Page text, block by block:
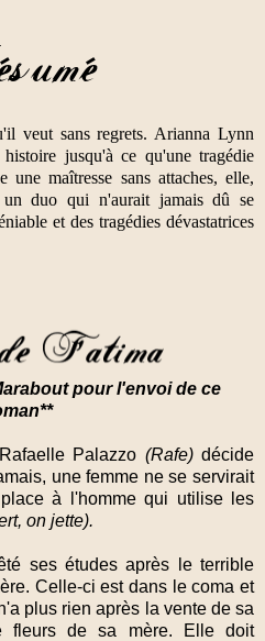
veut sans regrets. Arianna Lynn
jusqu'à ce qu'une tragédie
maîtresse sans attaches, elle,
un duo qui n'aurait jamais dû se
et des tragédies dévastatrices
pour l'envoi de ce
Palazzo (Rafe)décide
une femme ne se servirait
à l'homme qui utilise les
on jette).
ses études après le terrible
Celle-ci est dans le coma et
plus rien après la vente de sa
fleurs de sa mère. Elle doit